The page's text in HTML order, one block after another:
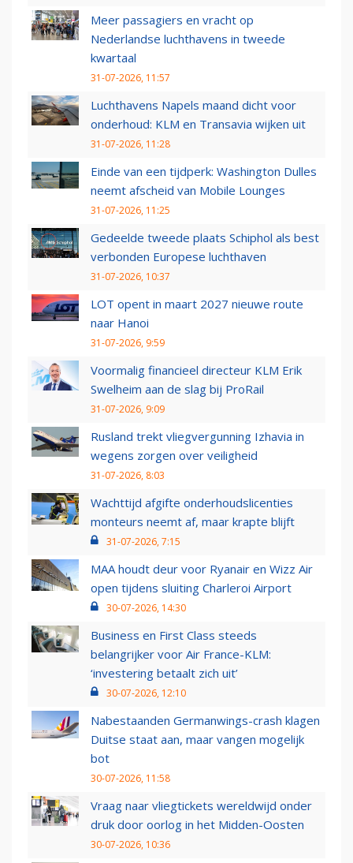
Meer passagiers en vracht op
Nederlandse luchthavens in tweede
kwartaal
31-07-2026, 11:57
Luchthavens Napels maand dicht voor
onderhoud: KLM en Transavia wijken uit
31-07-2026, 11:28
Einde van een tijdperk: Washington Dulles
neemt afscheid van Mobile Lounges
31-07-2026, 11:25
Gedeelde tweede plaats Schiphol als best
verbonden Europese luchthaven
31-07-2026, 10:37
LOT opent in maart 2027 nieuwe route
naar Hanoi
31-07-2026, 9:59
Voormalig financieel directeur KLM Erik
Swelheim aan de slag bij ProRail
31-07-2026, 9:09
Rusland trekt vliegvergunning Izhavia in
wegens zorgen over veiligheid
31-07-2026, 8:03
Wachttijd afgifte onderhoudslicenties
monteurs neemt af, maar krapte blijft
31-07-2026, 7:15
MAA houdt deur voor Ryanair en Wizz Air
open tijdens sluiting Charleroi Airport
30-07-2026, 14:30
Business en First Class steeds
belangrijker voor Air France-KLM:
‘investering betaalt zich uit’
30-07-2026, 12:10
Nabestaanden Germanwings-crash klagen
Duitse staat aan, maar vangen mogelijk
bot
30-07-2026, 11:58
Vraag naar vliegtickets wereldwijd onder
druk door oorlog in het Midden-Oosten
30-07-2026, 10:36